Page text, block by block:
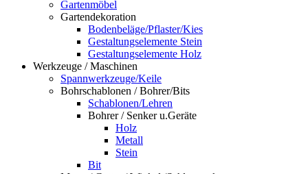
Gartenmöbel
Gartendekoration
Bodenbeläge/Pflaster/Kies
Gestaltungselemente Stein
Gestaltungselemente Holz
Werkzeuge / Maschinen
Spannwerkzeuge/Keile
Bohrschablonen / Bohrer/Bits
Schablonen/Lehren
Bohrer / Senker u.Geräte
Holz
Metall
Stein
Bit